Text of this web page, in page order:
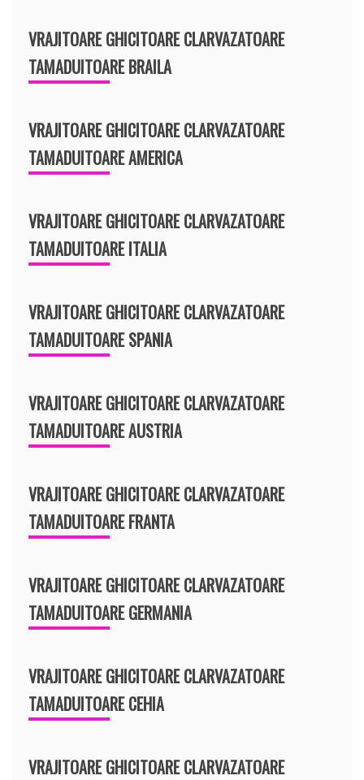
VRAJITOARE GHICITOARE CLARVAZATOARE
TAMADUITOARE BRAILA
VRAJITOARE GHICITOARE CLARVAZATOARE
TAMADUITOARE AMERICA
VRAJITOARE GHICITOARE CLARVAZATOARE
TAMADUITOARE ITALIA
VRAJITOARE GHICITOARE CLARVAZATOARE
TAMADUITOARE SPANIA
VRAJITOARE GHICITOARE CLARVAZATOARE
TAMADUITOARE AUSTRIA
VRAJITOARE GHICITOARE CLARVAZATOARE
TAMADUITOARE FRANTA
VRAJITOARE GHICITOARE CLARVAZATOARE
TAMADUITOARE GERMANIA
VRAJITOARE GHICITOARE CLARVAZATOARE
TAMADUITOARE CEHIA
VRAJITOARE GHICITOARE CLARVAZATOARE